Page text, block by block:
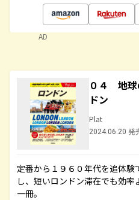
AD
０４ 地
ドン
Plat
2024.06.20 発
定番から１９６０年代を追体
し、短いロンドン滞在でも効
一冊。